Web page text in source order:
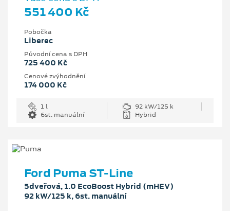
551 400 Kč
Pobočka
Liberec
Původní cena s DPH
725 400 Kč
Cenové zvýhodnění
174 000 Kč
1 l
92 kW/125 k
6st. manuální
Hybrid
Ford Puma ST-Line
5dveřová, 1.0 EcoBoost Hybrid (mHEV)
92 kW/125 k, 6st. manuální